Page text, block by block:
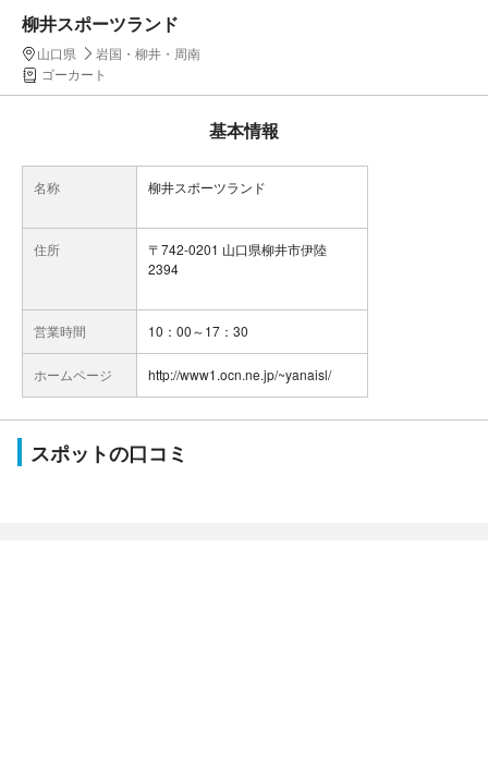
柳井スポーツランド
山口県
岩国・柳井・周南
ゴーカート
基本情報
名称 柳井スポーツランド
住所
〒742-0201 山口県柳井市伊陸
2394
営業時間 10：00～17：30
ホームページ http://www1.ocn.ne.jp/~yanaisl/
スポットの口コミ